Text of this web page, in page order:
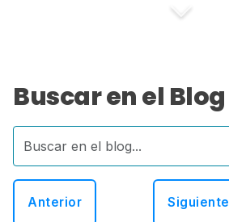
Buscar en el Blog
Anterior Siguiente